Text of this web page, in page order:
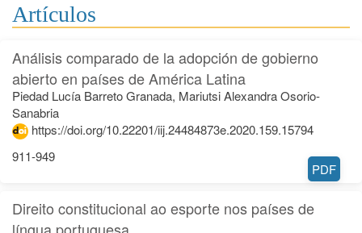
Artículos
Análisis comparado de la adopción de gobierno
abierto en países de América Latina
Piedad Lucía Barreto Granada, Mariutsi Alexandra Osorio-
Sanabria
https://doi.org/10.22201/iij.24484873e.2020.159.15794
911-949
PDF
Direito constitucional ao esporte nos países de
língua portuguesa